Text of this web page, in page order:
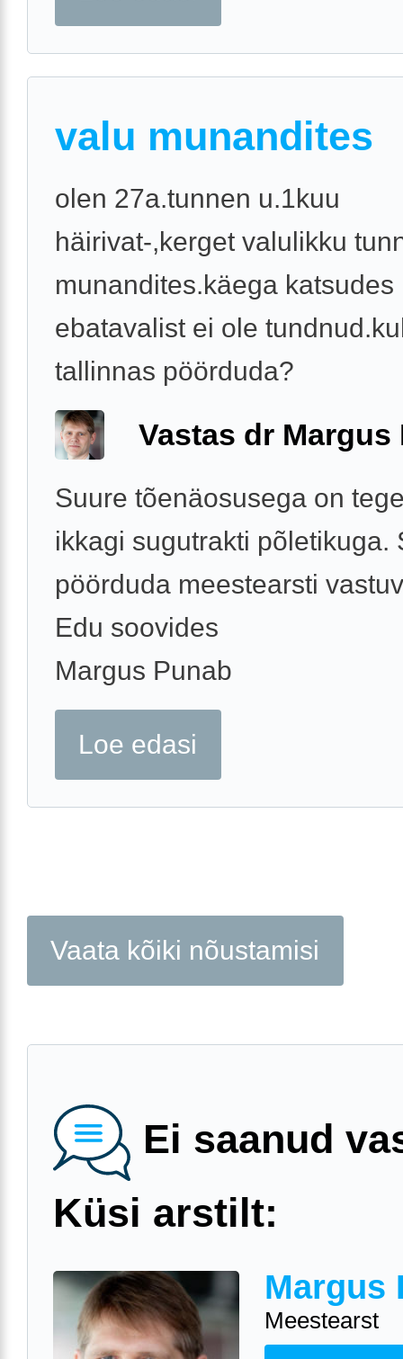
valu munandites
olen 27a.tunnen u.1kuu
häirivat-,kerget valulikku
munandites.käega katsudes
ebatavalist ei ole
tallinnas pöörduda?
Vastas dr Margus
Suure tõenäosusega on
ikkagi sugutrakti põletikuga.
pöörduda meestearsti
Edu soovides
Margus Punab
Loe edasi
Vaata kõiki nõustamisi
Ei saanud
Küsi arstilt:
Margus
Meestearst